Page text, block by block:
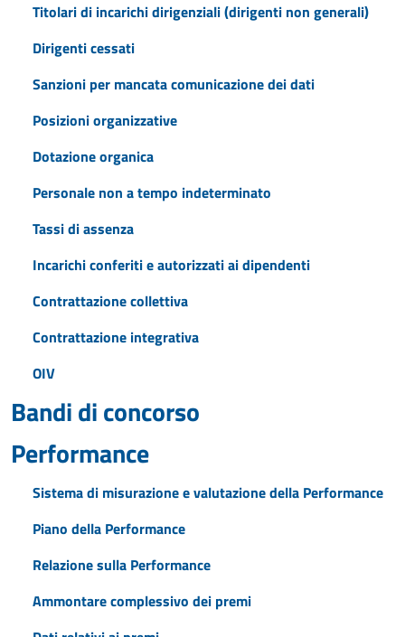
Titolari di incarichi dirigenziali (dirigenti non generali)
Dirigenti cessati
Sanzioni per mancata comunicazione dei dati
Posizioni organizzative
Dotazione organica
Personale non a tempo indeterminato
Tassi di assenza
Incarichi conferiti e autorizzati ai dipendenti
Contrattazione collettiva
Contrattazione integrativa
OIV
Bandi di concorso
Performance
Sistema di misurazione e valutazione della Performance
Piano della Performance
Relazione sulla Performance
Ammontare complessivo dei premi